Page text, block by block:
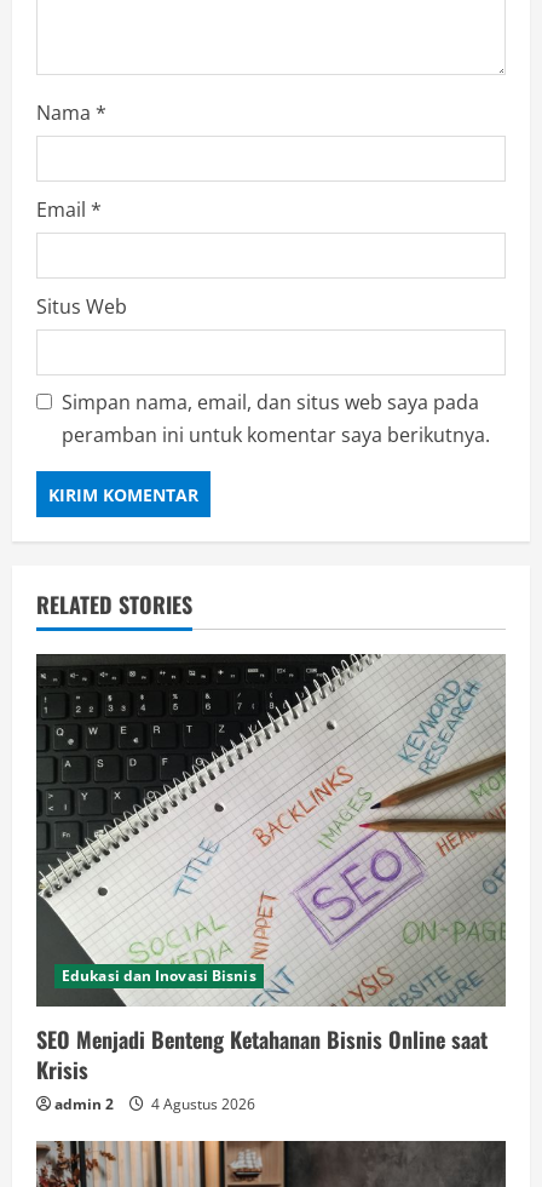
g
Nama *
Email *
Situs Web
Simpan nama, email, dan situs web saya pada
peramban ini untuk komentar saya berikutnya.
RELATED STORIES
Edukasi dan Inovasi Bisnis
SEO Menjadi Benteng Ketahanan Bisnis Online saat
Krisis
admin 2 4 Agustus 2026